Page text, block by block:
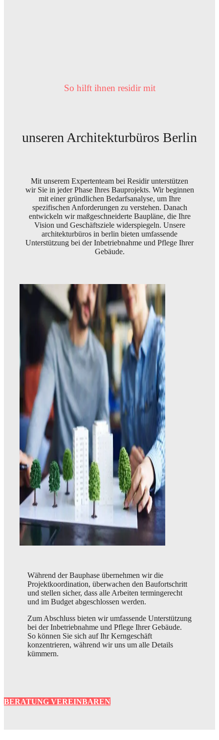
So hilft ihnen residir mit
unseren Architekturbüros Berlin
Mit unserem Expertenteam bei Residir unterstützen
wir Sie in jeder Phase Ihres Bauprojekts. Wir beginnen
mit einer gründlichen Bedarfsanalyse, um Ihre
spezifischen Anforderungen zu verstehen. Danach
entwickeln wir maßgeschneiderte Baupläne, die Ihre
Vision und Geschäftsziele widerspiegeln. Unsere
architekturbüros in berlin bieten umfassende
Unterstützung bei der Inbetriebnahme und Pflege Ihrer
Gebäude.
Während der Bauphase übernehmen wir die
Projektkoordination, überwachen den Baufortschritt
und stellen sicher, dass alle Arbeiten termingerecht
und im Budget abgeschlossen werden.
Zum Abschluss bieten wir umfassende Unterstützung
bei der Inbetriebnahme und Pflege Ihrer Gebäude.
So können Sie sich auf Ihr Kerngeschäft
konzentrieren, während wir uns um alle Details
kümmern.
BERATUNG VEREINBAREN